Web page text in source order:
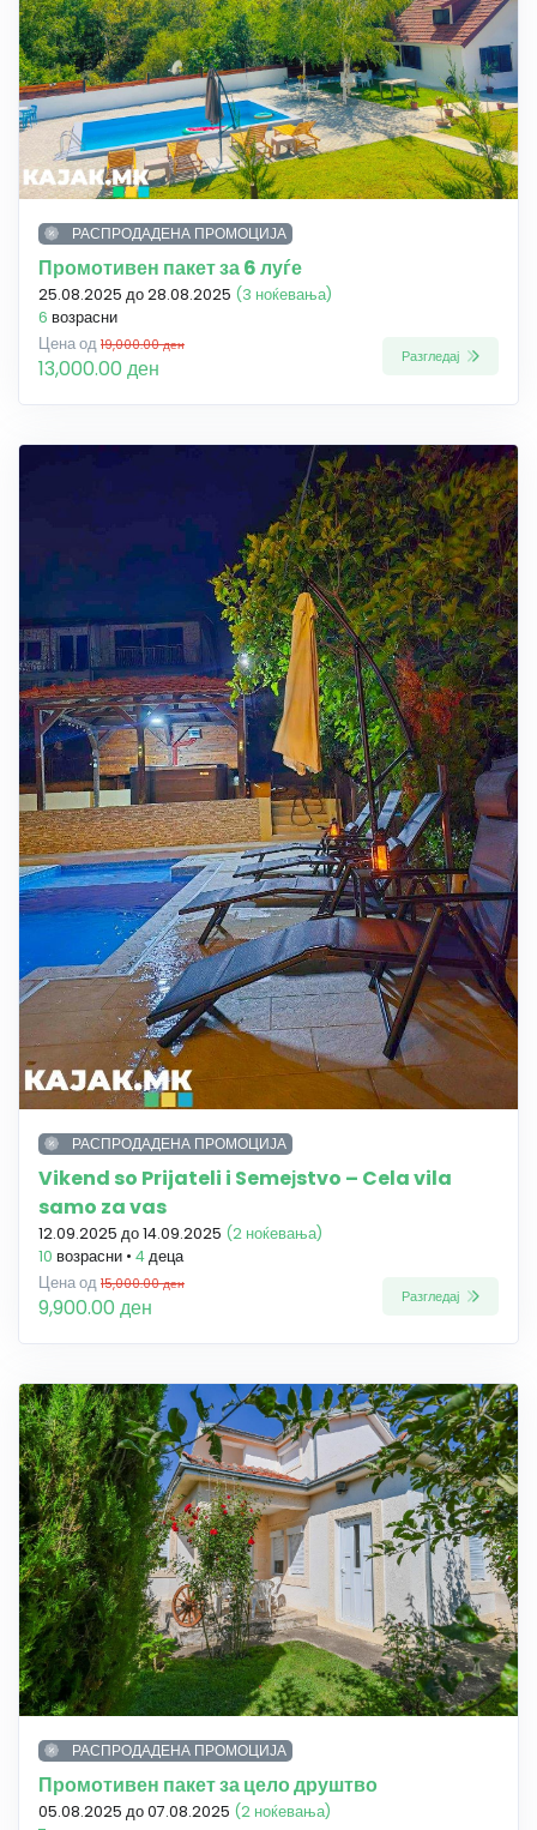
РАСПРОДАДЕНА ПРОМОЦИЈА
Промотивен пакет за 6 луѓе
25.08.2025 до 28.08.2025 (3 ноќевања)
6 возрасни
Цена од 19,000.00 ден
13,000.00 ден Разгледај
РАСПРОДАДЕНА ПРОМОЦИЈА
Vikend so Prijateli i Semeјstvo – Cela vila
samo za vas
12.09.2025 до 14.09.2025 (2 ноќевања)
10 возрасни • 4деца
Цена од 15,000.00 ден
9,900.00 ден Разгледај
РАСПРОДАДЕНА ПРОМОЦИЈА
Промотивен пакет за цело друштво
05.08.2025 до 07.08.2025 (2 ноќевања)